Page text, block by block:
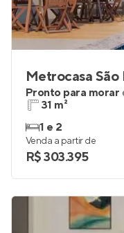
Metrocasa São
Pronto para morar
31 m²
1 e 2
Venda a partir de
R$ 303.395